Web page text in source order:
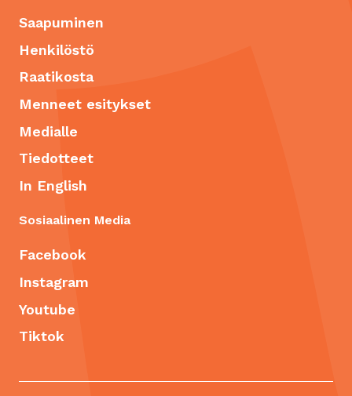
Saapuminen
Henkilöstö
Raatikosta
Menneet esitykset
Medialle
Tiedotteet
In English
Sosiaalinen Media
Facebook
Instagram
Youtube
Tiktok